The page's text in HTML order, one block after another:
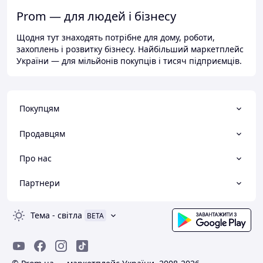
Prom — для людей і бізнесу
Щодня тут знаходять потрібне для дому, роботи,
захоплень і розвитку бізнесу. Найбільший маркетплейс
України — для мільйонів покупців і тисяч підприємців.
Покупцям
Продавцям
Про нас
Партнери
Тема - світла BETA